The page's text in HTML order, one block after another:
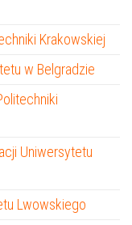
Krakowskiej
w Belgradzie
Uniwersytetu
Lwowskiego